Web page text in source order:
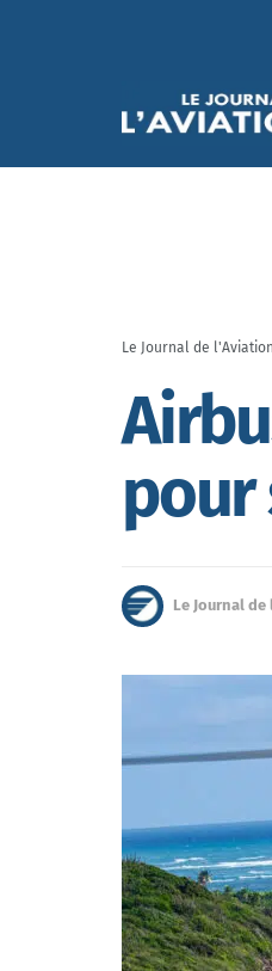
Le Journal de l'Aviation
pour
Le Journal